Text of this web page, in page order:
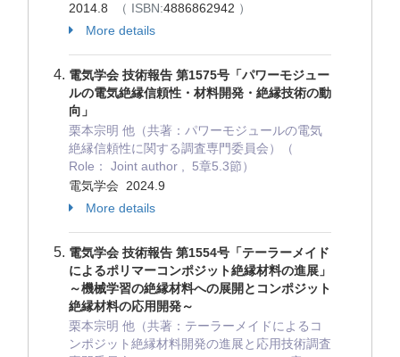
2014.8
（ ISBN:4886862942 ）
More details
電気学会 技術報告 第1575号「パワーモジュー
ルの電気絶縁信頼性・材料開発・絶縁技術の動
向」
栗本宗明 他（共著：パワーモジュールの電気
絶縁信頼性に関する調査専門委員会）（
Role： Joint author , 5章5.3節）
電気学会 2024.9
More details
電気学会 技術報告 第1554号「テーラーメイド
によるポリマーコンポジット絶縁材料の進展」
～機械学習の絶縁材料への展開とコンポジット
絶縁材料の応用開発～
栗本宗明 他（共著：テーラーメイドによるコ
ンポジット絶縁材料開発の進展と応用技術調査